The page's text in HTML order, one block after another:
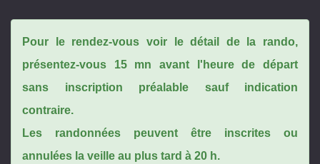
Pour le rendez-vous voir le détail de la rando,
présentez-vous 15 mn avant l'heure de départ
sans inscription préalable sauf indication
contraire.
Les randonnées peuvent être inscrites ou
annulées la veille au plus tard à 20 h.